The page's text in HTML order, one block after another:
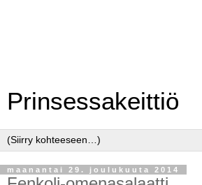
Prinsessakeittiö
maanantai 29. joulukuuta 2014